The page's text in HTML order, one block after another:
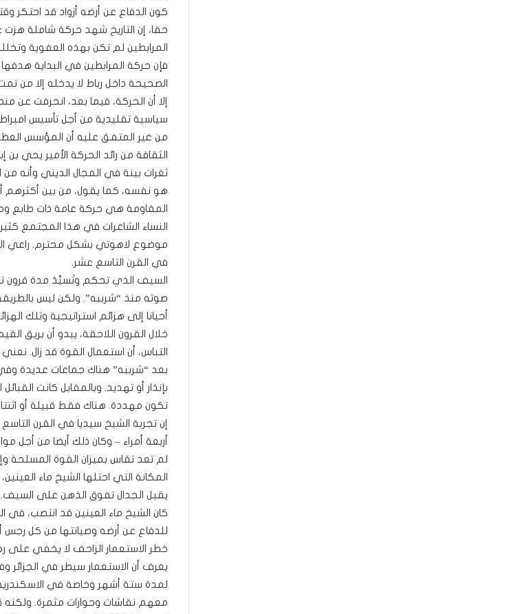
كون الدفاع عن أرضه أزواد قد احتكر
حقا، إن التاريخ شهد حركة شاملة هزت
المرابطين لم تكن بهذه العفوية
فإن حركة المرابطين في البداية
الصحيحة داخل رباط لا يدخله إلا من
إلا أن الحركة، فيما بعد، انحرفت
سياسية تقليدية من أجل تأسيس
من غير المتفق عليه أن المؤسس
الثقافة من رائد الحركة الأمير يحي
ثغرات بينة في المجال الديني وأنه
هو نفسه، كما يقول، من بين أكثرهم
المقاومة هي حركة عامة ذات طابع
النساء الشاعرات في هذا المجتمع
موضوع لاهوتي بشكل محترم. راعي
في القرن التاسع عشر.
السيف الذي تحكم وتَسيَّدَ مدة قرون
صوته منذ “شرببه”. ولكن ليس
أحيانا إلى هزائم استراتيجية وتلك
خلال القرون اللاحقة، يبدو أن بريق
التباس، أن استعمال القوة قد زال.
بعد “شرببه” هناك جماعات عديدة
بإنذار أو تهديد. وبالمقابل كانت
تكون مهددة. هناك فقط قبيلة أو
إن تجربة الشيخ سيديا في القرن
أربعة أمراء – وكان ذلك أيضا من أجل
لم تعد تقاس بميزان القوة المسلحة
المكانة التي احتلها الشيخ ماء
يقبل الجدال تفوق الذهن على السيف.
كان الشيخ ماء العينين قد انتصب، في
للدفاع عن أرضه وصيانتها من كل رجس
خطر الاستعمار الزاحف لا يخفي على
لمدة ستة أشهر وخاصة في
معهم نقاشات وحوارات مثمرة.